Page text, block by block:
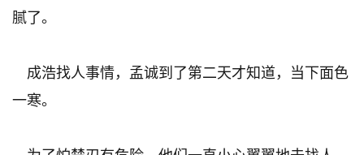
腻了。
成浩找人事情，孟诚到了第二天才知道，当下面色
一寒。